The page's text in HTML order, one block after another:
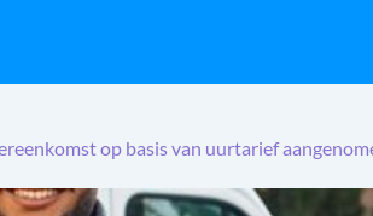
op basis van uurtarief